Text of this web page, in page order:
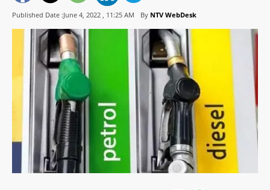
Published Date :June 4, 2022 , 11:25 AM By NTV WebDesk